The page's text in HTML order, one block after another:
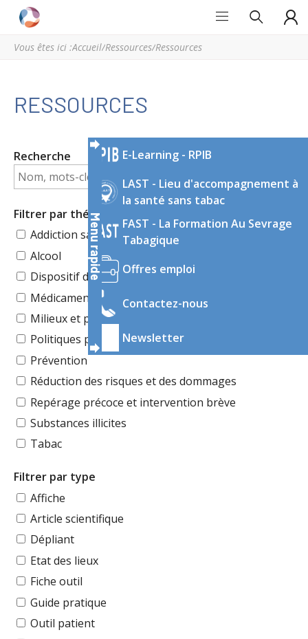
Est
régional
d’expertise
addictologie
du
Grand
Est
Menu rapide
E-Learning - RPIB
LAST - Lieu d'accompagnement à
la santé sans tabac
FAST - La Formation Au Sevrage
Tabagique
Offres emploi
Contactez-nous
Newsletter
Vous êtes ici :Accueil/Ressources/Ressources
RESSOURCES
Recherche
Filtrer par thématique
Addiction sans substance
Alcool
Dispositif de soin, d’accompagnement
Médicaments/Médicaments détournés
Milieux et publics
Politiques publiques
Prévention
Réduction des risques et des dommages
Repérage précoce et intervention brève
Substances illicites
Tabac
Filtrer par type
Affiche
Article scientifique
Dépliant
Etat des lieux
Fiche outil
Guide pratique
Outil patient